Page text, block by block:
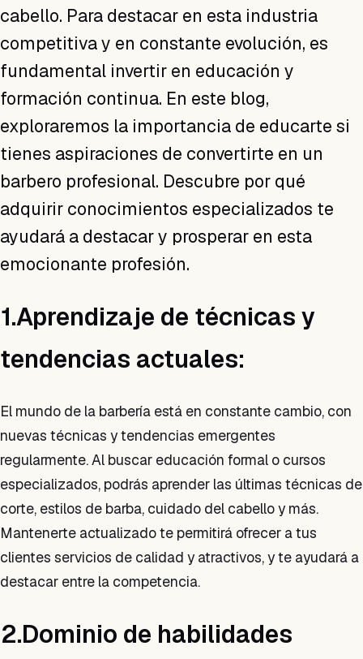
cabello. Para destacar en esta industria
competitiva y en constante evolución, es
fundamental invertir en educación y
formación continua. En este blog,
exploraremos la importancia de educarte si
tienes aspiraciones de convertirte en un
barbero profesional. Descubre por qué
adquirir conocimientos especializados te
ayudará a destacar y prosperar en esta
emocionante profesión.
1.Aprendizaje de técnicas y
tendencias actuales:
El mundo de la barbería está en constante cambio, con
nuevas técnicas y tendencias emergentes
regularmente. Al buscar educación formal o cursos
especializados, podrás aprender las últimas técnicas de
corte, estilos de barba, cuidado del cabello y más.
Mantenerte actualizado te permitirá ofrecer a tus
clientes servicios de calidad y atractivos, y te ayudará a
destacar entre la competencia.
2.Dominio de habilidades